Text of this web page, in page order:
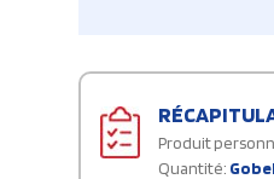
Produit
Quantité: